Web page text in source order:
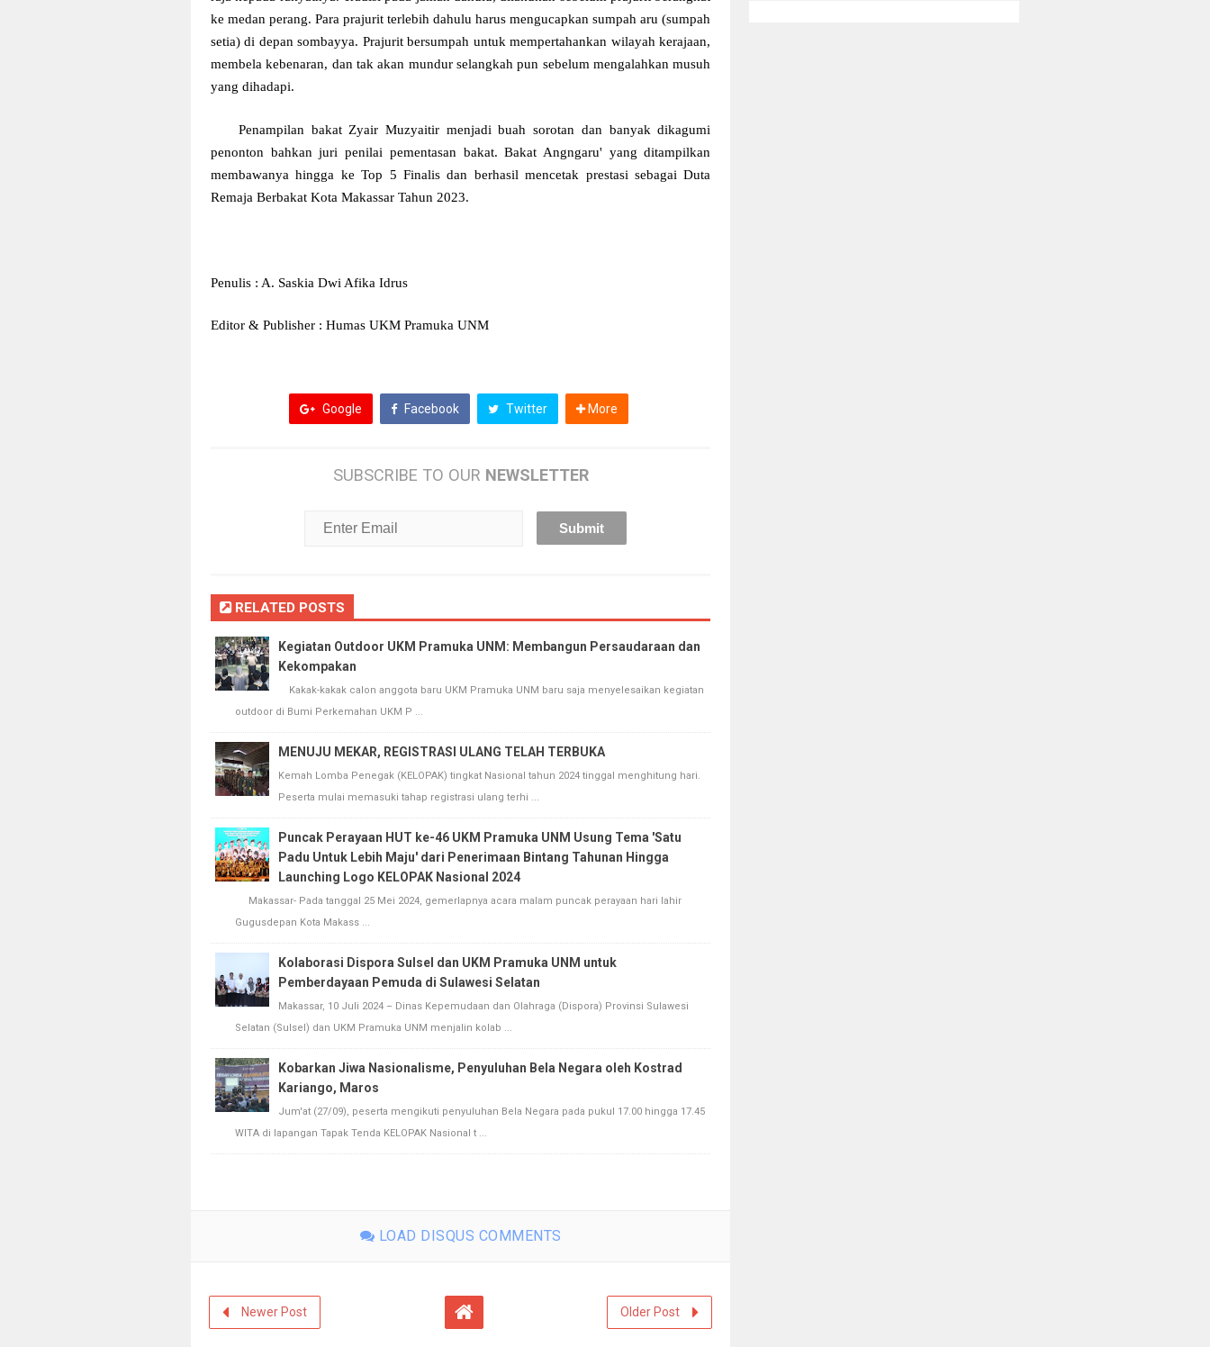
ke medan perang. Para prajurit terlebih dahulu harus mengucapkan sumpah aru (sumpah
setia) di depan sombayya. Prajurit bersumpah untuk mempertahankan wilayah kerajaan,
membela kebenaran, dan tak akan mundur selangkah pun sebelum mengalahkan musuh
yang dihadapi.
Penampilan bakat Zyair Muzyaitir menjadi buah sorotan dan banyak dikagumi
penonton bahkan juri penilai pementasan bakat. Bakat Angngaru' yang ditampilkan
membawanya hingga ke Top 5 Finalis dan berhasil mencetak prestasi sebagai Duta
Remaja Berbakat Kota Makassar Tahun 2023.
Penulis : A. Saskia Dwi Afika Idrus
Editor & Publisher : Humas UKM Pramuka UNM
Google Facebook Twitter More
SUBSCRIBE TO OUR NEWSLETTER
RELATED POSTS
Kegiatan Outdoor UKM Pramuka UNM: Membangun Persaudaraan dan
Kekompakan
Kakak-kakak calon anggota baru UKM Pramuka UNM baru saja menyelesaikan kegiatan
outdoor di Bumi Perkemahan UKM P ...
MENUJU MEKAR, REGISTRASI ULANG TELAH TERBUKA
Kemah Lomba Penegak (KELOPAK) tingkat Nasional tahun 2024 tinggal menghitung hari.
Peserta mulai memasuki tahap registrasi ulang terhi ...
Puncak Perayaan HUT ke-46 UKM Pramuka UNM Usung Tema 'Satu
Padu Untuk Lebih Maju' dari Penerimaan Bintang Tahunan Hingga
Launching Logo KELOPAK Nasional 2024
Makassar- Pada tanggal 25 Mei 2024, gemerlapnya acara malam puncak perayaan hari lahir
Gugusdepan Kota Makass ...
Kolaborasi Dispora Sulsel dan UKM Pramuka UNM untuk
Pemberdayaan Pemuda di Sulawesi Selatan
Makassar, 10 Juli 2024 – Dinas Kepemudaan dan Olahraga (Dispora) Provinsi Sulawesi
Selatan (Sulsel) dan UKM Pramuka UNM menjalin kolab ...
Kobarkan Jiwa Nasionalisme, Penyuluhan Bela Negara oleh Kostrad
Kariango, Maros
Jum'at (27/09), peserta mengikuti penyuluhan Bela Negara pada pukul 17.00 hingga 17.45
WITA di lapangan Tapak Tenda KELOPAK Nasional t ...
LOAD DISQUS COMMENTS
Newer Post Older Post